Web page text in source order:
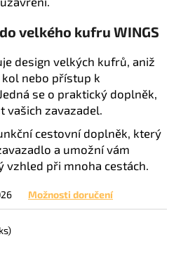
velkého kufru WINGS
design velkých kufrů, aniž
nebo přístup k
se o praktický doplněk,
vašich zavazadel.
cestovní doplněk, který
a umožní vám
vzhled při mnoha cestách.
Možnosti doručení